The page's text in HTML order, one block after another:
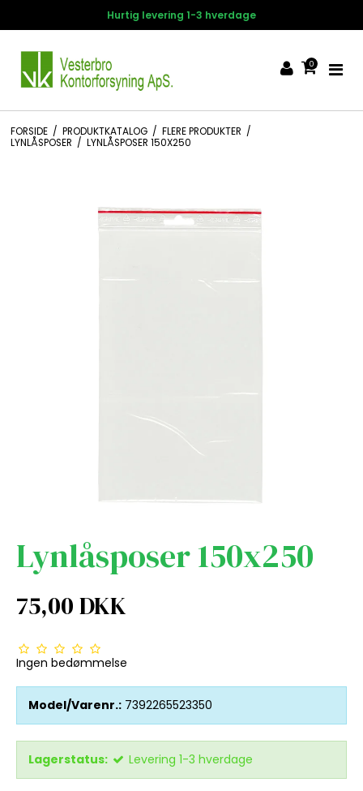
Hurtig levering 1-3 hverdage
0
FORSIDE / PRODUKTKATALOG / FLERE PRODUKTER /
LYNLÅSPOSER / LYNLÅSPOSER 150X250
Lynlåsposer 150x250
75,00 DKK
Ingen bedømmelse
Model/Varenr.: 7392265523350
Lagerstatus: Levering 1-3 hverdage